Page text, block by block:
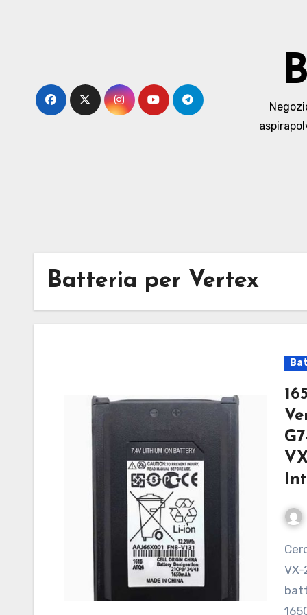
Batteria per Vertex
Cerchi una batteria per Vertex VX-231-G7-5 VX231
VX-